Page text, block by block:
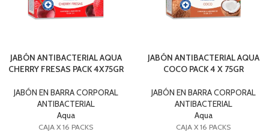
JABÓN ANTIBACTERIAL AQUA
CHERRY FRESAS PACK 4X75GR
JABÓN EN BARRA CORPORAL
ANTIBACTERIAL
Aqua
CAJA X 16 PACKS
JABÓN ANTIBACTERIAL AQUA
COCO PACK 4 X 75GR
JABÓN EN BARRA CORPORAL
ANTIBACTERIAL
Aqua
CAJA X 16 PACKS